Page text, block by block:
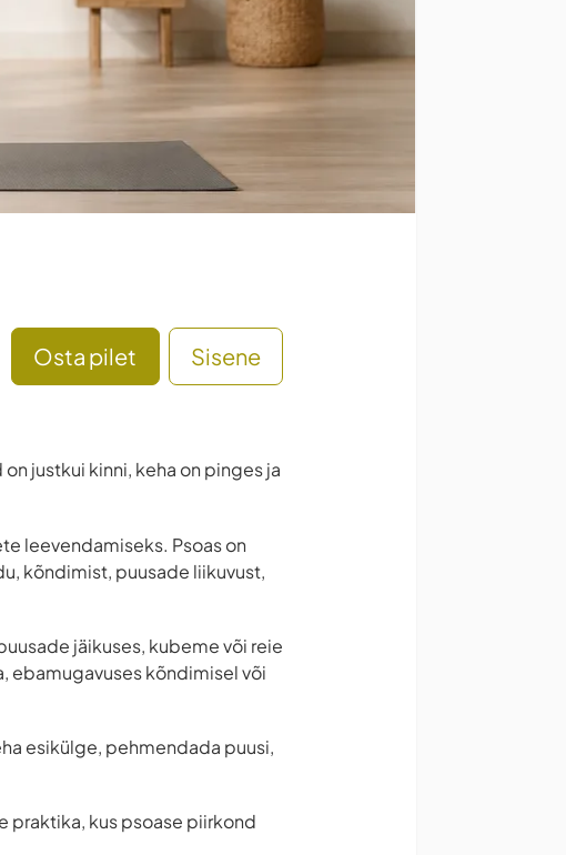
Osta pilet Sisene
justkui kinni, keha on pinges ja
leevendamiseks. Psoas on
kõndimist, puusade liikuvust,
jäikuses, kubeme või reie
ebamugavuses kõndimisel või
esikülge, pehmendada puusi,
praktika, kus psoase piirkond